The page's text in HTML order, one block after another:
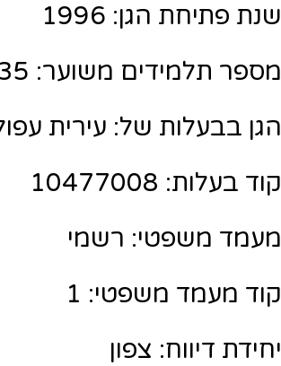
שנת פתיחת הגן: 1996
מספר תלמידים משוער: 35 תלמידים
הגן בבעלות של: עירית
קוד בעלות: 10477008
מעמד משפטי: רשמי
קוד מעמד משפטי: 1
יחידת דיווח: צפון